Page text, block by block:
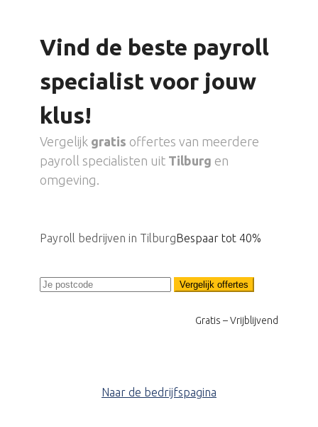
Vind de beste payroll
specialist voor jouw
klus!
Vergelijk gratis offertes van meerdere
payroll specialisten uit Tilburg en
omgeving.
Payroll bedrijven in TilburgBespaar tot 40%
Vergelijk offertes
Gratis – Vrijblijvend
Naar de bedrijfspagina